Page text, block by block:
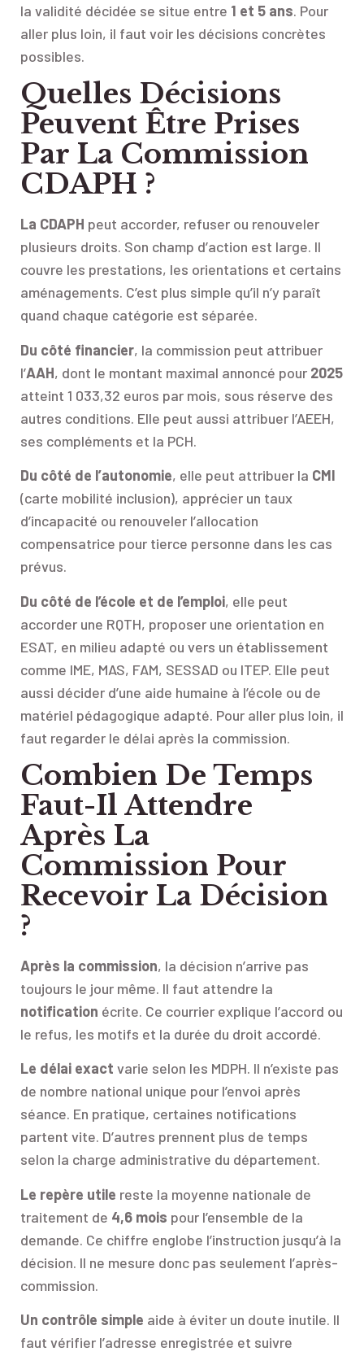
la validité décidée se situe entre 1 et 5 ans. Pour
aller plus loin, il faut voir les décisions concrètes
possibles.
Quelles Décisions
Peuvent Être Prises
Par La Commission
CDAPH ?
La CDAPH peut accorder, refuser ou renouveler
plusieurs droits. Son champ d’action est large. Il
couvre les prestations, les orientations et certains
aménagements. C’est plus simple qu’il n’y paraît
quand chaque catégorie est séparée.
Du côté financier, la commission peut attribuer
l’AAH, dont le montant maximal annoncé pour 2025
atteint 1 033,32 euros par mois, sous réserve des
autres conditions. Elle peut aussi attribuer l’AEEH,
ses compléments et la PCH.
Du côté de l’autonomie, elle peut attribuer la CMI
(carte mobilité inclusion), apprécier un taux
d’incapacité ou renouveler l’allocation
compensatrice pour tierce personne dans les cas
prévus.
Du côté de l’école et de l’emploi, elle peut
accorder une RQTH, proposer une orientation en
ESAT, en milieu adapté ou vers un établissement
comme IME, MAS, FAM, SESSAD ou ITEP. Elle peut
aussi décider d’une aide humaine à l’école ou de
matériel pédagogique adapté. Pour aller plus loin, il
faut regarder le délai après la commission.
Combien De Temps
Faut-Il Attendre
Après La
Commission Pour
Recevoir La Décision
?
Après la commission, la décision n’arrive pas
toujours le jour même. Il faut attendre la
notification écrite. Ce courrier explique l’accord ou
le refus, les motifs et la durée du droit accordé.
Le délai exact varie selon les MDPH. Il n’existe pas
de nombre national unique pour l’envoi après
séance. En pratique, certaines notifications
partent vite. D’autres prennent plus de temps
selon la charge administrative du département.
Le repère utile reste la moyenne nationale de
traitement de 4,6 mois pour l’ensemble de la
demande. Ce chiffre englobe l’instruction jusqu’à la
décision. Il ne mesure donc pas seulement l’après-
commission.
Un contrôle simple aide à éviter un doute inutile. Il
faut vérifier l’adresse enregistrée et suivre